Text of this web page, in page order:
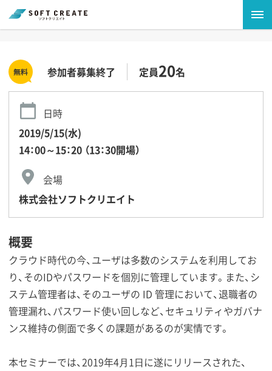
参加者募集終了 定員20名
日時
2019/5/15(水)
14：00～15：20 （13：30開場）
会場
株式会社ソフトクリエイト
概要
クラウド時代の今、ユーザは多数のシステムを利用してお
り、そのIDやパスワードを個別に管理しています。また、シ
ステム管理者は、そのユーザの ID 管理において、退職者の
管理漏れ、パスワード使い回しなど、セキュリティやガバナ
ンス維持の側面で多くの課題があるのが実情です。
本セミナーでは、2019年4⽉1⽇に遂にリリースされた、